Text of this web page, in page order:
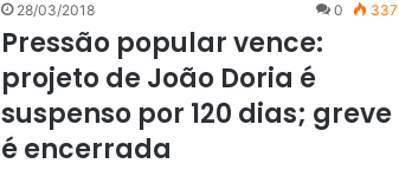
28/03/2018 0 337
Pressão popular vence:
projeto de João Doria é
suspenso por 120 dias; greve
é encerrada